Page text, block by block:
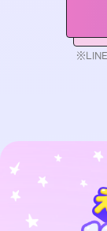
※LINE